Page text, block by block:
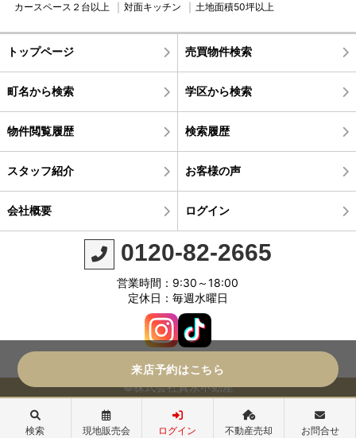
カースペース２台以上
対面キッチン 土地面積50坪以上
トップページ 売買物件検索
町名から検索 学区から検索
物件閲覧履歴 検索履歴
スタッフ紹介 お客様の声
会社概要 ログイン
0120-82-2665
営業時間：9:30～18:00
定休日：毎週水曜日
©株式会社真永不動産
来店予約はこちら
検索 現地販売会 ログイン 不動産売却 お問合せ